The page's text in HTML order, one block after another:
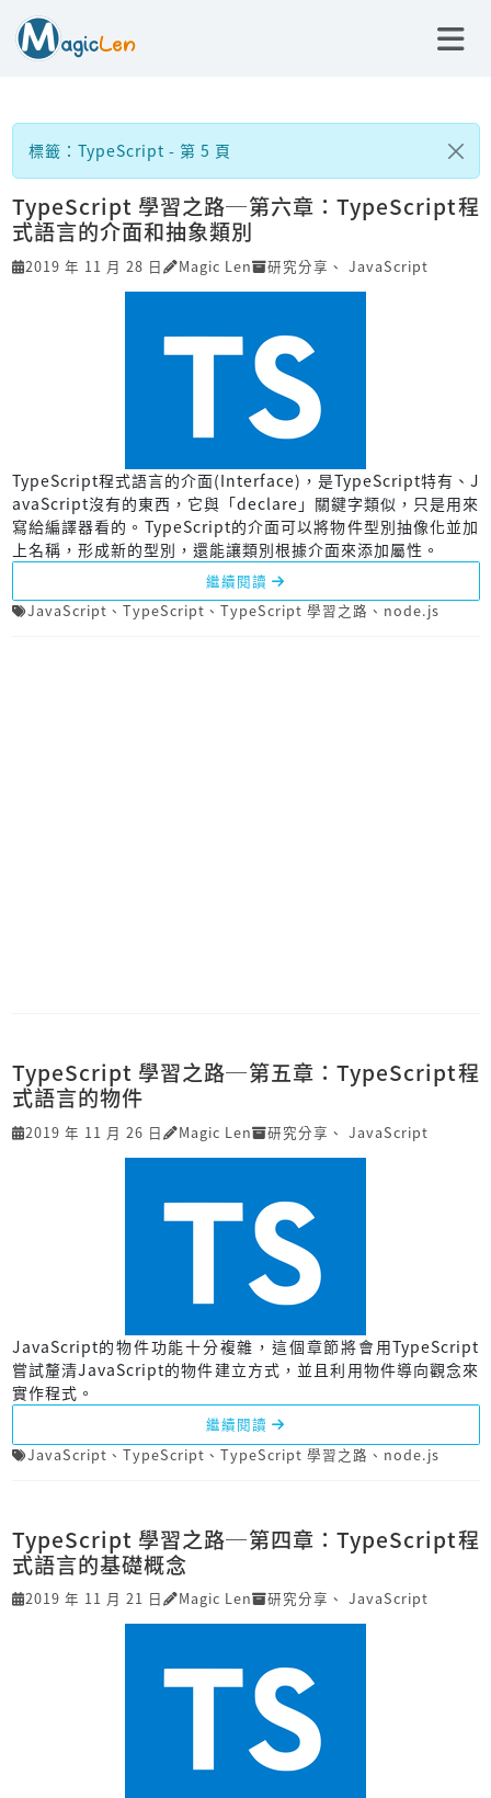
標籤：TypeScript - 第 5 頁
TypeScript 學習之路─第六章：TypeScript程
式語言的介面和抽象類別
2019 年 11 月 28 日 Magic Len 研究分享 、 JavaScript
TypeScript程式語言的介面(Interface)，是TypeScript特有、J
avaScript沒有的東西，它與「declare」關鍵字類似，只是用來
寫給編譯器看的。TypeScript的介面可以將物件型別抽像化並加
上名稱，形成新的型別，還能讓類別根據介面來添加屬性。
繼續閱讀
JavaScript 、 TypeScript 、 TypeScript 學習之路 、 node.js
TypeScript 學習之路─第五章：TypeScript程
式語言的物件
2019 年 11 月 26 日 Magic Len 研究分享 、 JavaScript
JavaScript的物件功能十分複雜，這個章節將會用TypeScript
嘗試釐清JavaScript的物件建立方式，並且利用物件導向觀念來
實作程式。
繼續閱讀
JavaScript 、 TypeScript 、 TypeScript 學習之路 、 node.js
TypeScript 學習之路─第四章：TypeScript程
式語言的基礎概念
2019 年 11 月 21 日 Magic Len 研究分享 、 JavaScript